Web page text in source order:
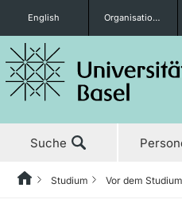
English Organisationseinheiten
Suche
HomeZurückStudium Vor dem Studium